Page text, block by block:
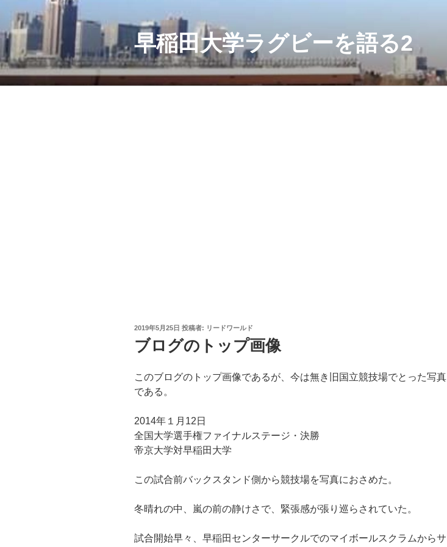
テ
ン
ツ
へ
早稲田大学ラグビーを語る2
投
日:
2019年5月25日 投稿者: リードワールド
ブログのトップ画像
このブログのトップ画像であるが、今は無き旧国立競技場でとった写真
である。
2014年１月12日
全国大学選手権ファイナルステージ・決勝
帝京大学対早稲田大学
この試合前バックスタンド側から競技場を写真におさめた。
冬晴れの中、嵐の前の静けさで、緊張感が張り巡らされていた。
試合開始早々、早稲田センターサークルでのマイボールスクラムからサ